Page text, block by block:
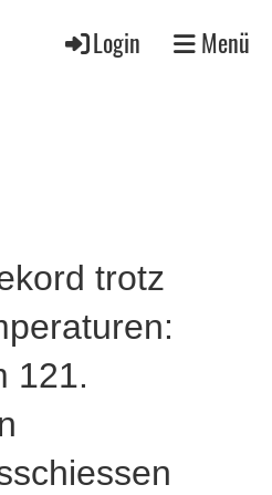
Login Menü
trotz
121.